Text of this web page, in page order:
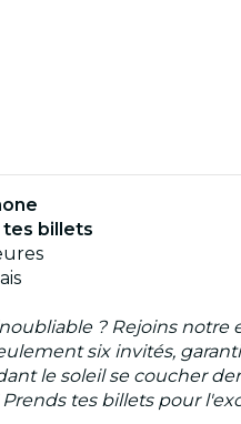
tes billets
? Rejoins
six invités,
le soleil se coucher
tes billets pour